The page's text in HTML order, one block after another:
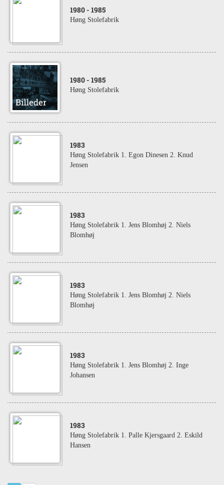
1980 - 1985
Høng Stolefabrik
1980 - 1985
Høng Stolefabrik
1983
Høng Stolefabrik 1. Egon Dinesen 2. Knud
Jensen
1983
Høng Stolefabrik 1. Jens Blomhøj 2. Niels
Blomhøj
1983
Høng Stolefabrik 1. Jens Blomhøj 2. Niels
Blomhøj
1983
Høng Stolefabrik 1. Jens Blomhøj 2. Inge
Johansen
1983
Høng Stolefabrik 1. Palle Kjersgaard 2. Eskild
Hansen